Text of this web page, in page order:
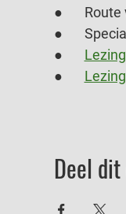
●
●
●
●
Deel